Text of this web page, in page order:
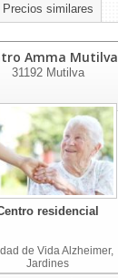
Precios similares
Amma Mutilva
31192Mutilva
residencial
de Vida Alzheimer,
Jardines